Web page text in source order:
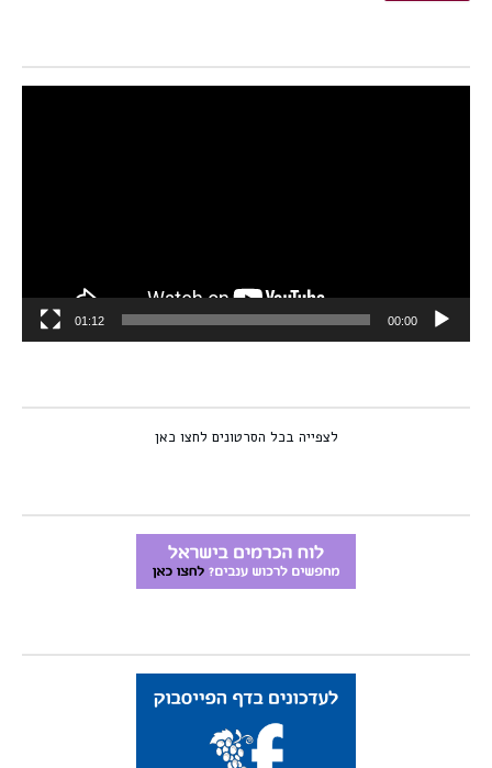
00:00
01:12
לצפייה בכל הסרטונים לחצו כאן